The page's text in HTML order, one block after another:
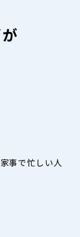
事で忙しい人